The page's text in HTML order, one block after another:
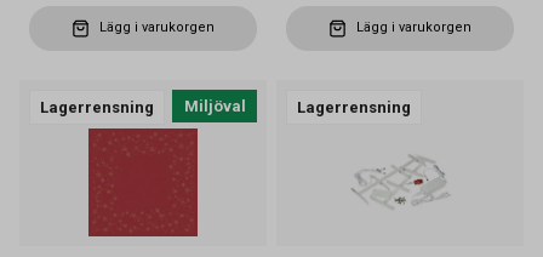
Lägg i varukorgen Lägg i varukorgen
Lagerrensning Miljöval Lagerrensning